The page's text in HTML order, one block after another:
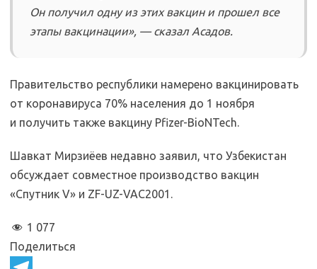
Он получил одну из этих вакцин и прошел все
этапы вакцинации», — сказал Асадов.
Правительство республики намерено вакцинировать
от коронавируса 70% населения до 1 ноября
и получить также вакцину Pfizer-BioNTech.
Шавкат Мирзиёев недавно заявил, что Узбекистан
обсуждает совместное производство вакцин
«Спутник V» и ZF-UZ-VAC2001.
1 077
Поделиться